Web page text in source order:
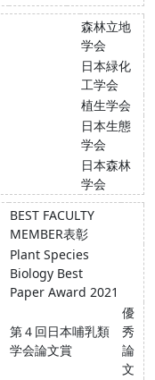
森林立地
学会
日本緑化
工学会
植生学会
日本生態
学会
日本森林
学会
BEST FACULTY
MEMBER表彰
Plant Species
Biology Best
Paper Award 2021
第４回日本哺乳類
学会論文賞
優
秀
論
文